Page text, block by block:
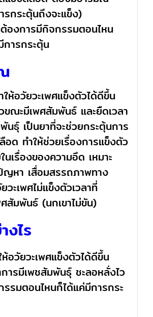
รกระตุ้นถึงจะแข็ง)
องการมีกิจกรรมตอนไหน
การกระตุ้น
ให้อวัยวะเพศแข็งตัวได้ดีขึ้น
ขณะมีเพศสัมพันธ์ และยืดเวลา
นธุ์ เป็นยาที่จะช่วยกระตุ้นการ
อด ทำให้ช่วยเรื่องการแข็งตัว
นเรื่องของความอึด เหมาะ
หา เสื่อมสรรถภาพทาง
วะเพศไม่แข็งตัวเวลาที่
สัมพันธ์ (นกเขาไม่ขัน)
งไร
อวัยวะเพศแข็งตัวได้ดีขึ้น
ารมีเพชสัมพันธุ์ ชะลอหลั่งไว
รรมตอนไหนก็ได้แค่มีการกระ